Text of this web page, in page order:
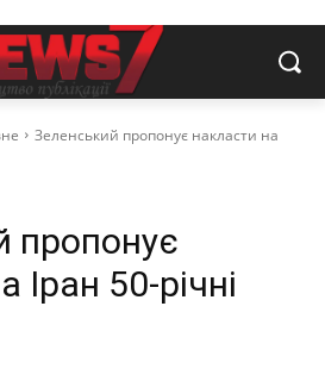
Зеленський пропонує накласти на
пропонує
Іран 50-річні